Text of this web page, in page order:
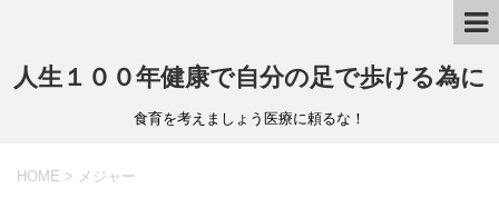
人生１００年健康で自分の足で歩ける為に
食育を考えましょう医療に頼るな！
HOME > メジャー